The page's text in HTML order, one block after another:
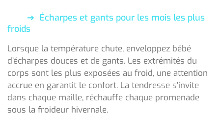
Écharpes et gants pour les mois les plus
froids
Lorsque la température chute, enveloppez bébé
d’écharpes douces et de gants. Les extrémités du
corps sont les plus exposées au froid, une attention
accrue en garantit le confort. La tendresse s’invite
dans chaque maille, réchauffe chaque promenade
sous la froideur hivernale.